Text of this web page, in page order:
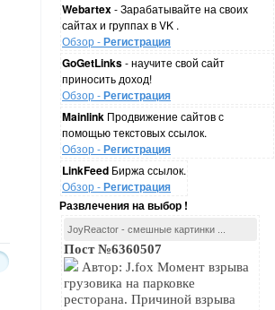
Webartex- Зарабатывайте на своих
сайтах и группах в VK .
Обзор -Регистрация
GoGetLinks- научите свой сайт
приносить доход!
Обзор -Регистрация
Mainlink Продвижение сайтов с
помощью текстовых ссылок.
Обзор -Регистрация
LinkFeed Биржа ссылок.
Обзор -Регистрация
Развлечения на выбор !
JoyReactor - смешные картинки ...
Пост №6360507
Автор: J.fox Момент взрыва
грузовика на парковке
ресторана. Причиной взрыва